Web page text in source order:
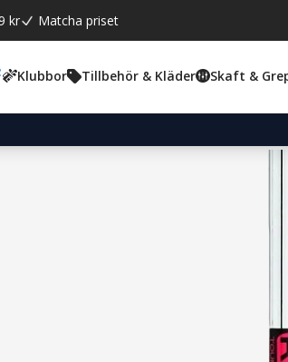
kr Matcha priset
Klubbor Tillbehör & Kläder Skaft &